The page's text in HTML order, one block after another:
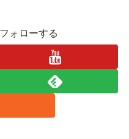
ォローする